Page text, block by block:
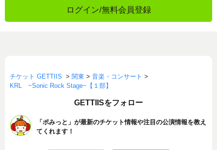
ログイン/無料会員登録
チケット GETTIIS > 関東 > 音楽・コンサート >
KRL ~Sonic Rock Stage~【１部】
GETTIISをフォロー
「ポみっと」が最新のチケット情報や注目の公演情報を教え
てくれます！